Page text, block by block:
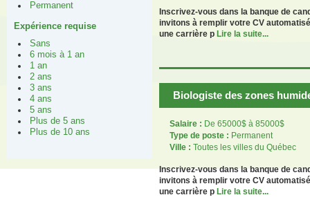
Permanent
Expérience requise
Sans
6 mois à 1 an
1 an
2 ans
3 ans
4 ans
5 ans
Plus de 5 ans
Plus de 10 ans
Inscrivez-vous dans la banque de
invitons à remplir votre CV
une carrière p Lire la suite...
Biologiste des zones
Salaire : De 65000$ à 85000$
Type de poste : Permanent
Ville : Toutes les villes du Québec
Inscrivez-vous dans la banque de
invitons à remplir votre CV
une carrière p Lire la suite...